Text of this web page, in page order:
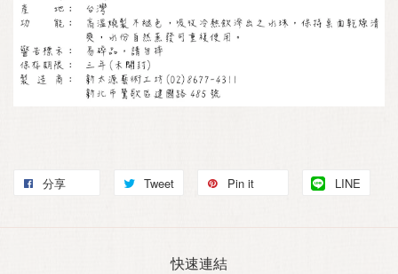
分享 Tweet Pin it LINE
快速連結